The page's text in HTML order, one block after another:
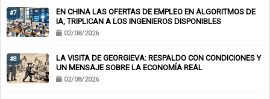
#7
EN CHINA LAS OFERTAS DE EMPLEO EN ALGORITMOS DE
IA, TRIPLICAN A LOS INGENIEROS DISPONIBLES
02/08/2026
#8
LA VISITA DE GEORGIEVA: RESPALDO CON CONDICIONES Y
UN MENSAJE SOBRE LA ECONOMÍA REAL
02/08/2026